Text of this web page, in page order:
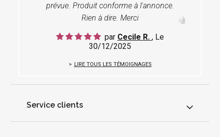
prévue. Produit conforme à l'annonce.
Rien à dire. Merci
par Cecile R. , Le
30/12/2025
LIRE TOUS LES TÉMOIGNAGES
Service clients